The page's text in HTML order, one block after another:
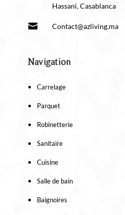
Hassani, Casablanca
 Contact@azliving.ma
Navigation
Carrelage
Parquet
Robinetterie
Sanitaire
Cuisine
Salle de bain
Baignoires